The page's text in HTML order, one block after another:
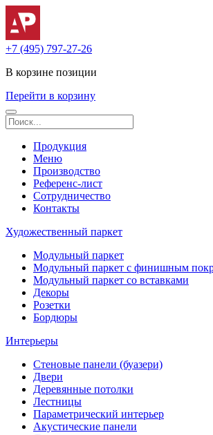
+7 (495) 797-27-26
В корзине позиции
Перейти в корзину
Продукция
Меню
Производство
Референс-лист
Сотрудничество
Контакты
Художественный паркет
Модульный паркет
Модульный паркет с финишным
Модульный паркет со вставками
Декоры
Розетки
Бордюры
Интерьеры
Стеновые панели (буазери)
Двери
Деревянные потолки
Лестницы
Параметрический интерьер
Акустические панели